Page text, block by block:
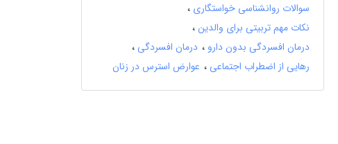
سوالات روانشناسی خواستگاری
نکات مهم تربیتی برای والدین
درمان افسردگی بدون دارو
درمان افسردگی
رهایی از اضطراب اجتماعی
عوارض استرس در زنان